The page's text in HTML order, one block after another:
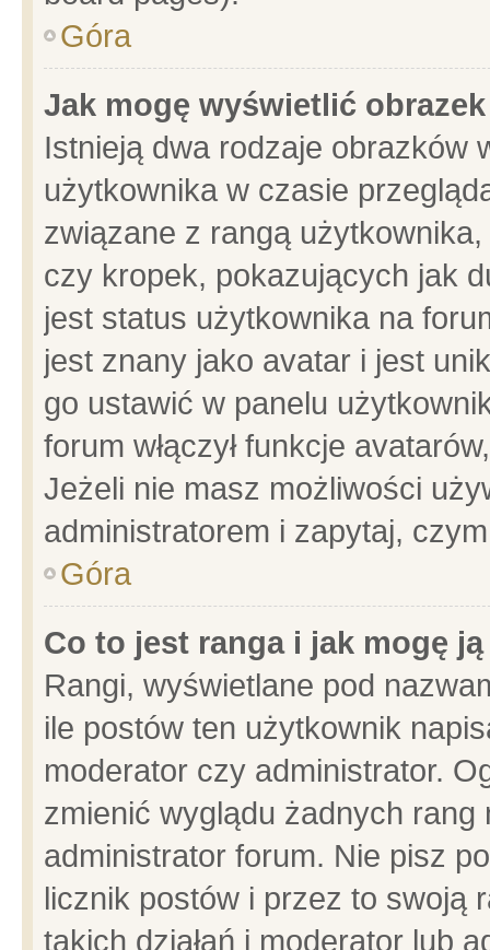
Góra
Jak mogę wyświetlić
Istnieją dwa rodzaje obrazków
użytkownika w czasie
związane z rangą
czy kropek, pokazujących jak
jest status użytkownika na
jest znany jako avatar i jest
go ustawić w panelu
forum włączył funkcje
Jeżeli nie masz możliwości
administratorem i zapytaj,
Góra
Co to jest ranga i jak mogę
Rangi, wyświetlane pod
ile postów ten użytkownik
moderator czy administrator.
zmienić wyglądu żadnych
administrator forum. Nie pisz
licznik postów i przez to swoją
takich działań i moderator lub